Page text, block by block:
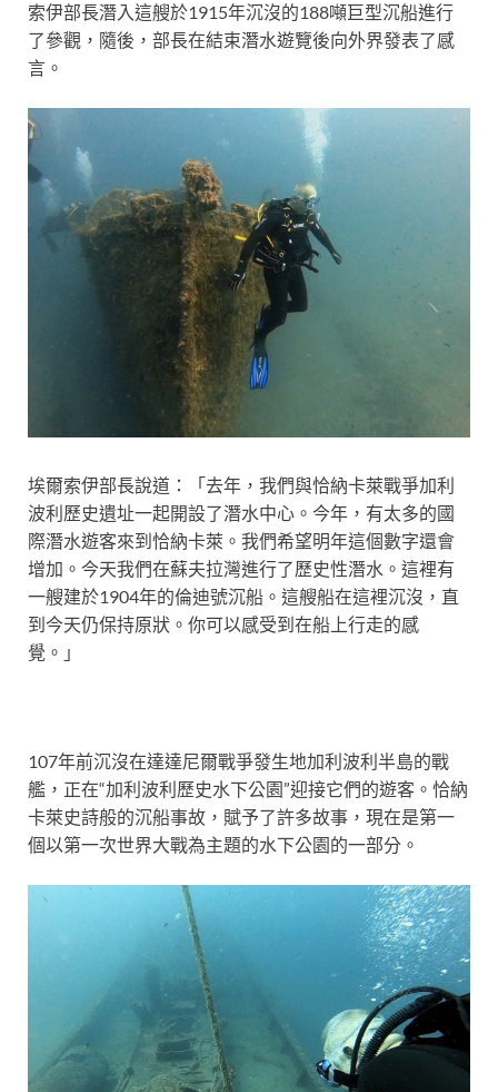
索伊部長潛入這艘於1915年沉沒的188噸巨型沉船進行
了參觀，隨後，部長在結束潛水遊覽後向外界發表了感
言。
埃爾索伊部長說道：「去年，我們與恰納卡萊戰爭加利
波利歷史遺址一起開設了潛水中心。今年，有太多的國
際潛水遊客來到恰納卡萊。我們希望明年這個數字還會
增加。今天我們在蘇夫拉灣進行了歷史性潛水。這裡有
一艘建於1904年的倫迪號沉船。這艘船在這裡沉沒，直
到今天仍保持原狀。你可以感受到在船上行走的感
覺。」
107年前沉沒在達達尼爾戰爭發生地加利波利半島的戰
艦，正在“加利波利歷史水下公園”迎接它們的遊客。恰納
卡萊史詩般的沉船事故，賦予了許多故事，現在是第一
個以第一次世界大戰為主題的水下公園的一部分。